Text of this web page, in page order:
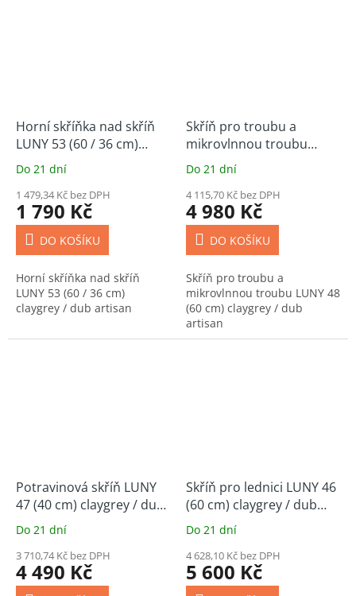
Horní skříňka nad skříň
LUNY 53 (60 / 36 cm)
claygrey / dub artisan
Do 21 dní
1 479,34 Kč bez DPH
1 790 Kč
DO KOŠÍKU
Horní skříňka nad skříň
LUNY 53 (60 / 36 cm)
claygrey / dub artisan
Skříň pro troubu a
mikrovlnnou troubu
LUNY 48 (60 cm) claygrey
/ dub artisan
Do 21 dní
4 115,70 Kč bez DPH
4 980 Kč
DO KOŠÍKU
Skříň pro troubu a
mikrovlnnou troubu LUNY 48
(60 cm) claygrey / dub
artisan
Potravinová skříň LUNY
47 (40 cm) claygrey / dub
artisan
Do 21 dní
3 710,74 Kč bez DPH
4 490 Kč
Skříň pro lednici LUNY 46
(60 cm) claygrey / dub
artisan
Do 21 dní
4 628,10 Kč bez DPH
5 600 Kč